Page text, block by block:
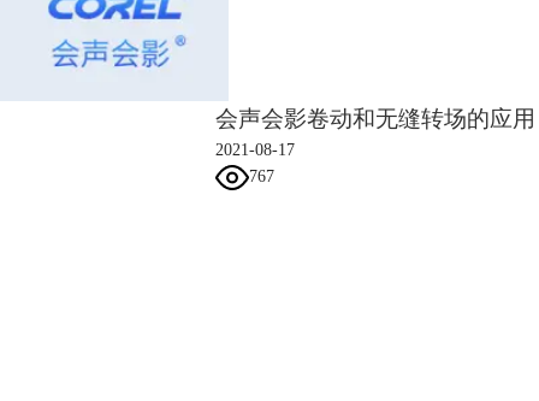
图3：文字排列方式
制作完成后，先查看下文字效果:
会声会影卷动和无缝转场的应用
2021-08-17
767